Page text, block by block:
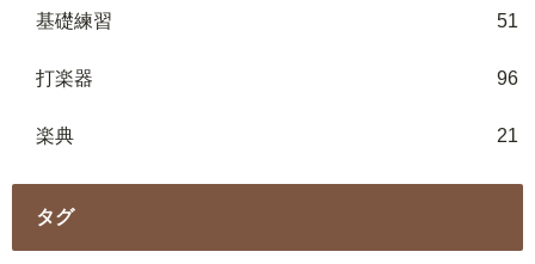
基礎練習 51
打楽器 96
楽典 21
タグ